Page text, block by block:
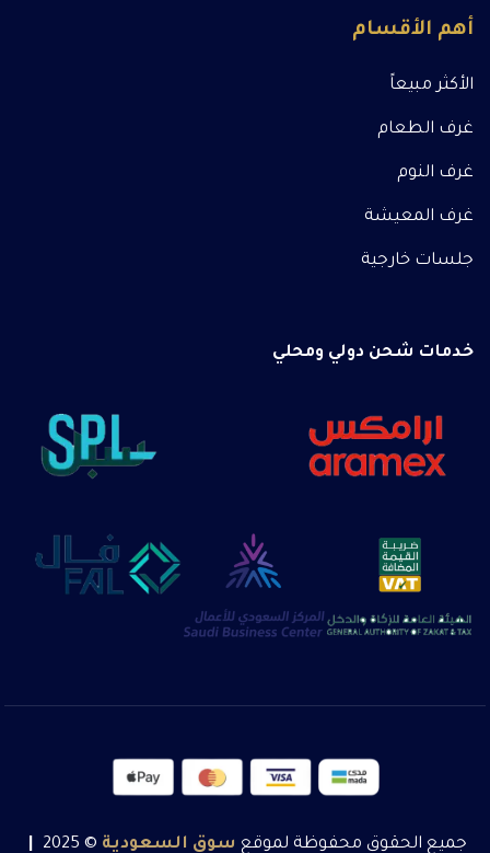
أهم الأقسام
الأكثر مبيعاً
غرف الطعام
غرف النوم
غرف المعيشة
جلسات خارجية
خدمات شحن دولي ومحلي
جميع الحقوق محفوظة لموقع سوق السعودية © 2025